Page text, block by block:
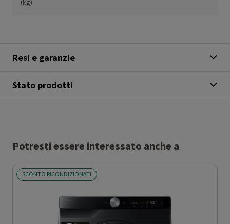
(kg)
Resi e garanzie
Stato prodotti
Potresti essere interessato anche a
SCONTO RICONDIZIONATI